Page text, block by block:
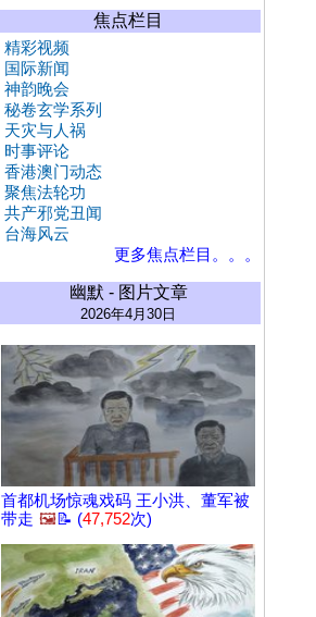
焦点栏目
精彩视频
国际新闻
神韵晚会
秘卷玄学系列
天灾与人祸
时事评论
香港澳门动态
聚焦法轮功
共产邪党丑闻
台海风云
更多焦点栏目。。。
幽默 - 图片文章
2026年4月30日
首都机场惊魂戏码 王小洪、董军被
带走 🖼️📝 (47,752次)